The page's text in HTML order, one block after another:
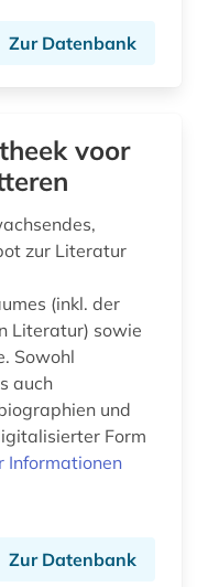
Zur Datenbank
voor
zur Literatur
(inkl. der
Literatur) sowie
Sowohl
auch
und
Form
Informationen
Zur Datenbank